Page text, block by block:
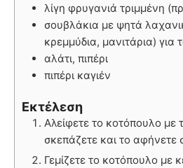
λίγη φρυγανιά τριμμένη
σουβλάκια με ψητά
κρεμμύδια, μανιτάρια) για
αλάτι, πιπέρι
πιπέρι καγιέν
Εκτέλεση
Αλείφετε το κοτόπουλο με
σκεπάζετε και το αφήνετε
Γεμίζετε το κοτόπουλο με